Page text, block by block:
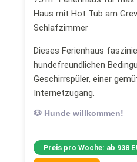
Haus mit Hot Tub am
Schlafzimmer
Dieses Ferienhaus
hundefreundlichen
Geschirrspüler, einer
Internetzugang.
🐶 Hunde willkommen!
Preis pro Woche: ab 938